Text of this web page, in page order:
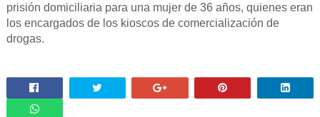
prisión domiciliaria para una mujer de 36 años, quienes eran
los encargados de los kioscos de comercialización de
drogas.